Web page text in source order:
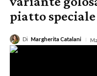
piatto speciale
Di Margherita Catalani